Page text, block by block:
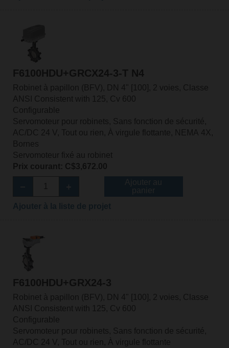
F6100HDU+GRCX24-3-T N4
Robinet à papillon (BFV), DN 4" [100], 2 voies, Classe
ANSI Consistent with 125, Cv 600
Configurable
Servomoteur pour robinets, Sans fonction de sécurité,
AC/DC 24 V, Tout ou rien, À virgule flottante, NEMA 4X,
Bornes
Servomoteur fixé au robinet
Prix courant: C$3,672.00
F6100HDU+GRX24-3
Robinet à papillon (BFV), DN 4" [100], 2 voies, Classe
ANSI Consistent with 125, Cv 600
Configurable
Servomoteur pour robinets, Sans fonction de sécurité,
AC/DC 24 V, Tout ou rien, À virgule flottante